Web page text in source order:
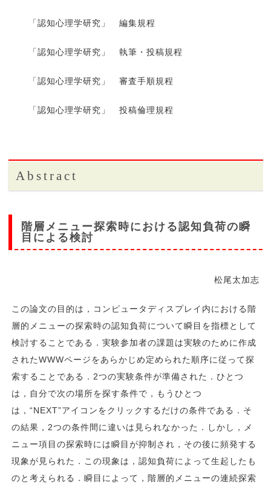
「認知心理学研究」 編集規程
「認知心理学研究」 執筆・投稿規程
「認知心理学研究」 審査手順規程
「認知心理学研究」 投稿倫理規程
Abstract
階層メニュー探索時における認知負荷の瞬
目による検討
松尾太加志
この論文の目的は，コンピュータディスプレイ内における階
層的メニューの探索時の認知負荷について瞬目を指標として
検討することである．実験参加者の課題は実験のために作成
されたWWWページをあらかじめ定められた順序に従って探
索することである．2つの実験条件が準備された．ひとつ
は，自分で次の場所を探す条件で，もうひとつ
は，“NEXT”アイコンをクリックするだけの条件である．そ
の結果，2つの条件間に違いは見られなかった．しかし，メ
ニュー項目の探索時には瞬目が抑制され，その後に頻発する
現象が見られた．この現象は，認知負荷によって生起したも
のと考えられる．瞬目によって，階層的メニューの連続探索